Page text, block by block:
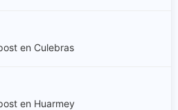
en Culebras
en Huarmey